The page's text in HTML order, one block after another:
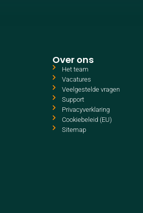
Over ons
Het team
Vacatures
Veelgestelde vragen
Support
Privacyverklaring
Cookiebeleid (EU)
Sitemap